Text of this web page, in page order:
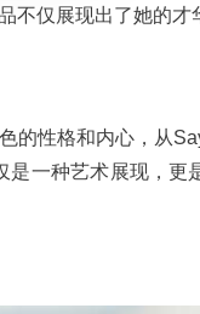
不仅展现出了她的才
的性格和内心，从
一种艺术展现，